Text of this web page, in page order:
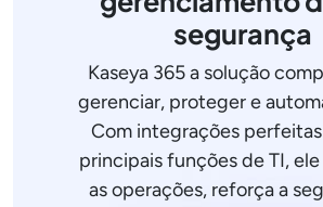
segurança
Kaseya 365 a solução
gerenciar, proteger e
Com integrações
principais funções de TI,
as operações, reforça a